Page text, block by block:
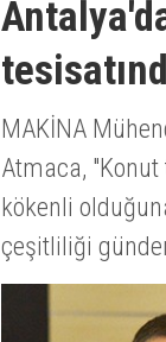
MAKİNA
Atmaca, "Konut
kökenli
çeşitliliği